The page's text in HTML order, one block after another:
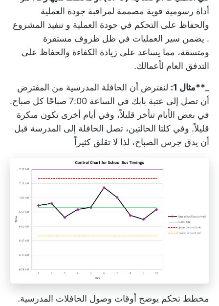
أداة رسومية قوية مصممة لمراقبة جودة العملية
والحفاظ على التحكم في جودة العملية و تنفيذ المشروع
. يضمن سير العمليات في ظل ظروف مستقرة
ومتسقة، مما يساعد على زيادة الكفاءة والحفاظ على
التدفق العام لأعمالك.
**مثال 1:
لنفترض أن الحافلة المدرسية من المفترض
أن تصل إلى عتبة بابك في الساعة 7:00 صباحًا كل صباح.
في بعض الأيام تتأخر قليلاً، وفي أيام أخرى تكون مبكرة
قليلاً. وفي كلتا الحالتين، تصل الحافلة إلى المدرسة قبل
أن يدق جرس الصباح، لذا لا تقلق كثيراً
مخطط تحكم يوضح أوقات وصول الحافلات المدرسية.